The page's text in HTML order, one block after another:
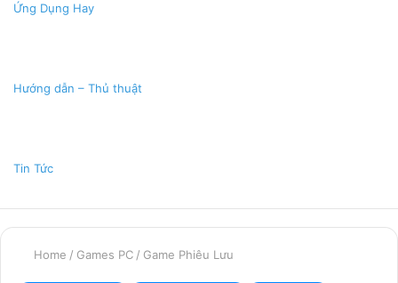
Ứng Dụng Hay
Hướng dẫn – Thủ thuật
Tin Tức
Home / Games PC / Game Phiêu Lưu